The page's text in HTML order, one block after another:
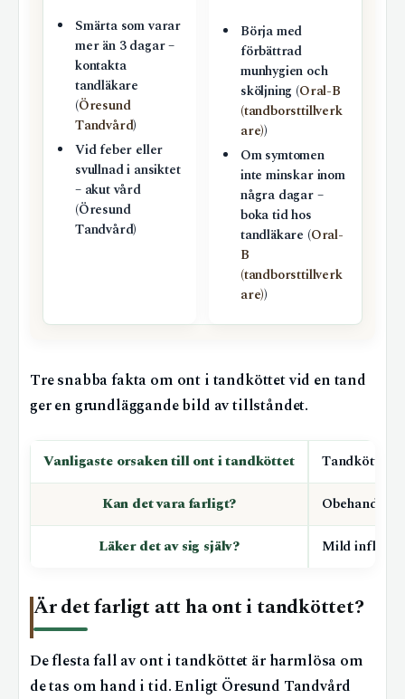
Smärta som varar
mer än 3 dagar –
kontakta
tandläkare
(Öresund
Tandvård)
Vid feber eller
svullnad i ansiktet
– akut vård
(Öresund
Tandvård)
Börja med
förbättrad
munhygien och
sköljning (Oral-B
(tandborsttillverk
are))
Om symtomen
inte minskar inom
några dagar –
boka tid hos
tandläkare (Oral-
B
(tandborsttillverk
are))
Tre snabba fakta om ont i tandköttet vid en tand
ger en grundläggande bild av tillståndet.
Vanligaste orsaken till ont i tandköttet
Kan det vara farligt? Obehandlad
Läker det av sig själv? Mild
Är det farligt att ha ont i tandköttet?
De flesta fall av ont i tandköttet är harmlösa om
de tas om hand i tid. Enligt Öresund Tandvård